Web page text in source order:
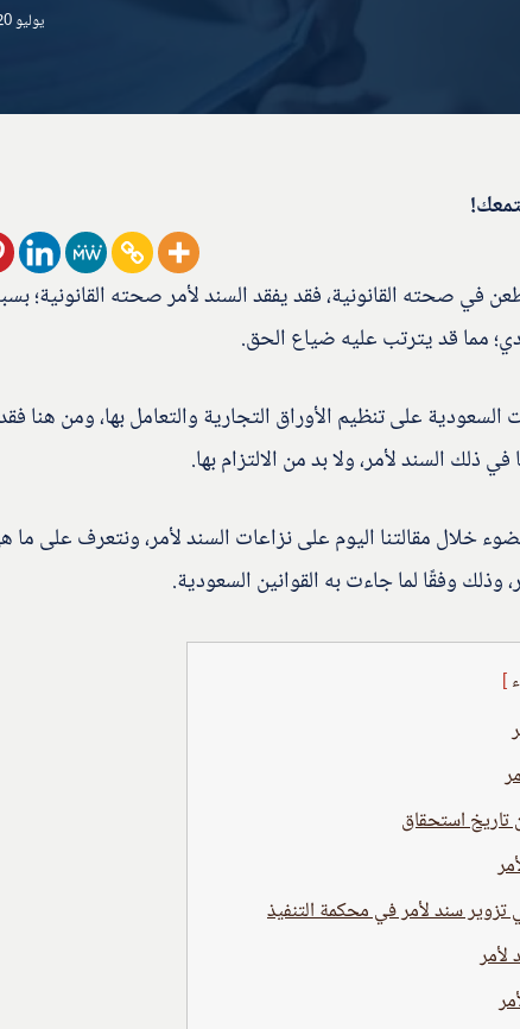
يوليو 20, 2025
في صحته القانونية، فقد يفقد السند لأمر صحته القانونية؛
مما قد يترتب عليه ضياع الحق.
على تنظيم الأوراق التجارية والتعامل بها، ومن هنا
في ذلك السند لأمر، ولا بد من الالتزام بها.
خلال مقالتنا اليوم على نزاعات السند لأمر، ونتعرف على ما
وذلك وفقًا لما جاءت به القوانين السعودية.
تاريخ استحقاق
سند لأمر في محكمة التنفيذ
لأمر